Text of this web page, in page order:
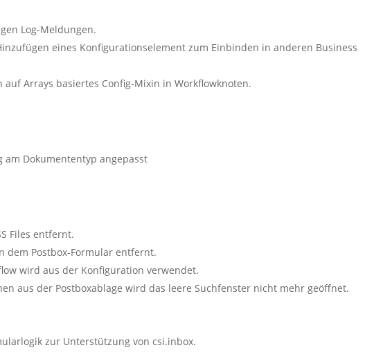
Log-Meldungen.
eines Konfigurationselement zum Einbinden in anderen Business
Arrays basiertes Config-Mixin in Workflowknoten.
am Dokumententyp angepasst
Files entfernt.
dem Postbox-Formular entfernt.
wird aus der Konfiguration verwendet.
aus der Postboxablage wird das leere Suchfenster nicht mehr geöffnet.
zur Unterstützung von csi.inbox.